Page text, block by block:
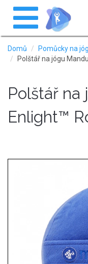
Přejít
hlavnímu
obsahu
Toggle
navigation
Domů
Pomůcky na
Polštář na jógu
Polštář na
Enlight™